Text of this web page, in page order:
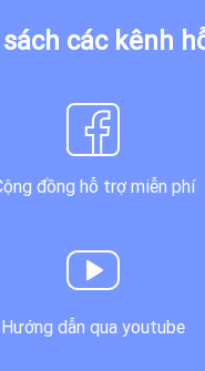
các kênh
đồng hỗ trợ miễn phí
Hướng dẫn qua youtube